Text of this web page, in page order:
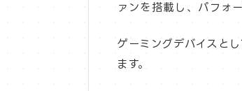
ァンを搭載し、パフォ
ゲーミングデバイスと
ます。